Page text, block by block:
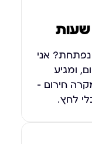
אני
ומגיע
חירום –
לחץ.